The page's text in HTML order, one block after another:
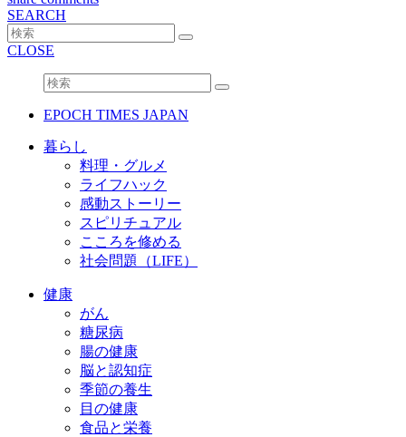
SEARCH
CLOSE
EPOCH TIMES JAPAN
暮らし
料理・グルメ
ライフハック
感動ストーリー
スピリチュアル
こころを修める
社会問題（LIFE）
健康
がん
糖尿病
腸の健康
脳と認知症
季節の養生
目の健康
食品と栄養